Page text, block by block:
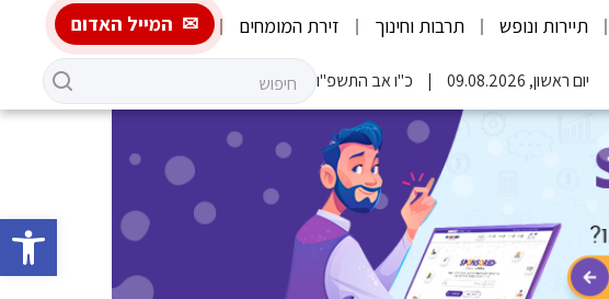
פתח
תיירות ונופש תרבות וחינוך זירת המומחים המייל האדום
יום ראשון, 09.08.2026 כ"ו אב התשפ"ו